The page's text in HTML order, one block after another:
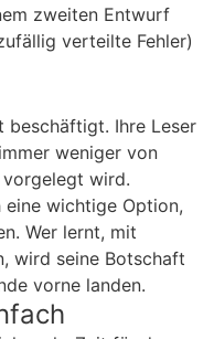
zweiten Entwurf
verteilte Fehler)
beschäftigt. Ihre Leser
weniger von
wird.
wichtige Option,
Wer lernt, mit
wird seine Botschaft
vorne landen.